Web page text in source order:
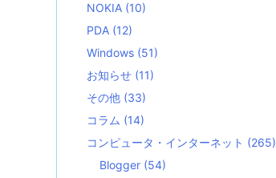
NOKIA (10)
PDA (12)
Windows (51)
お知らせ (11)
その他 (33)
コラム (14)
コンピュータ・インターネット (265)
Blogger (54)